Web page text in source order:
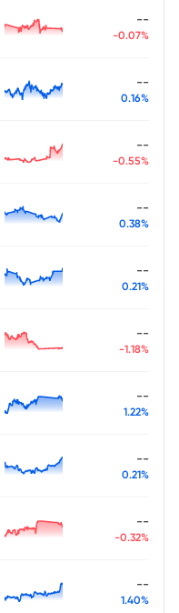
--
-0.07%
--
0.16%
--
-0.55%
--
0.38%
--
0.21%
--
-1.18%
--
1.22%
--
0.21%
--
-0.32%
--
1.40%